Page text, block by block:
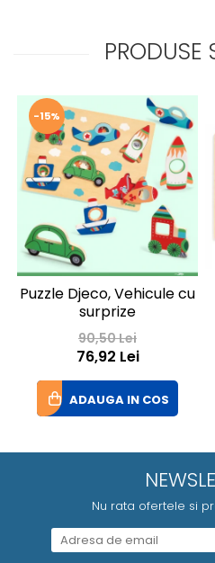
PRODUSE
-15%
Puzzle Djeco, Vehicule cu
surprize
90,50 Lei
76,92 Lei
ADAUGA IN COS
Nu rata ofertele si